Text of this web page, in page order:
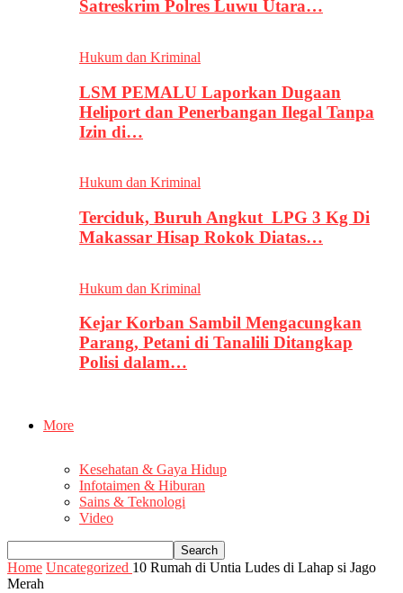
Satreskrim Polres Luwu Utara…
Hukum dan Kriminal
LSM PEMALU Laporkan Dugaan
Heliport dan Penerbangan Ilegal Tanpa
Izin di…
Hukum dan Kriminal
Terciduk, Buruh Angkut LPG 3 Kg Di
Makassar Hisap Rokok Diatas…
Hukum dan Kriminal
Kejar Korban Sambil Mengacungkan
Parang, Petani di Tanalili Ditangkap
Polisi dalam…
More
Kesehatan & Gaya Hidup
Infotaimen & Hiburan
Sains & Teknologi
Video
Home Uncategorized 10 Rumah di Untia Ludes di Lahap si Jago
Merah